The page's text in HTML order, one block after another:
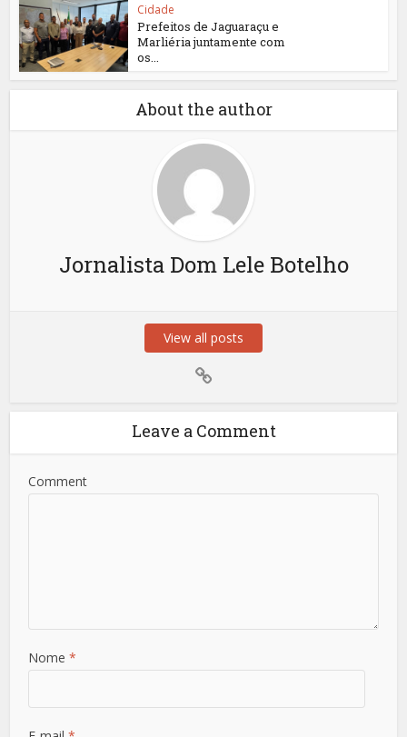
Cidade
Prefeitos de Jaguaraçu e
Marliéria juntamente com
os...
About the author
Jornalista Dom Lele Botelho
View all posts
Leave a Comment
Comment
Nome*